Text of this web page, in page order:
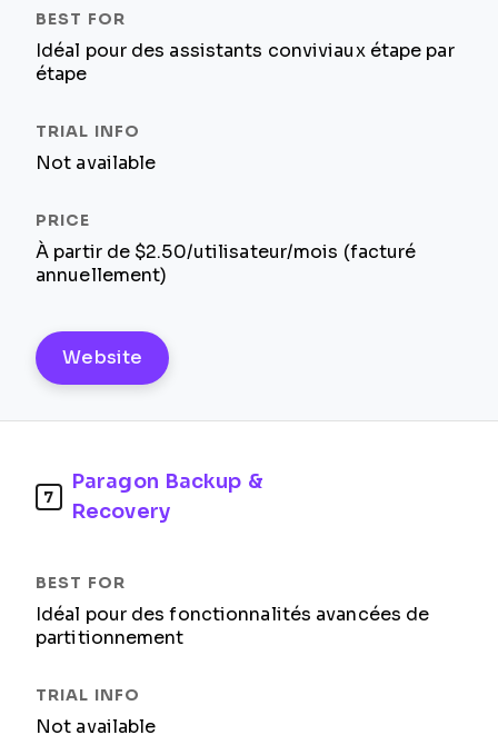
Idéal pour des assistants conviviaux étape par
étape
Not available
À partir de $2.50/utilisateur/mois (facturé
annuellement)
Website
7
Paragon Backup &
Recovery
Idéal pour des fonctionnalités avancées de
partitionnement
Not available